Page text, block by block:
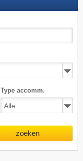
Type accomm.
zoeken